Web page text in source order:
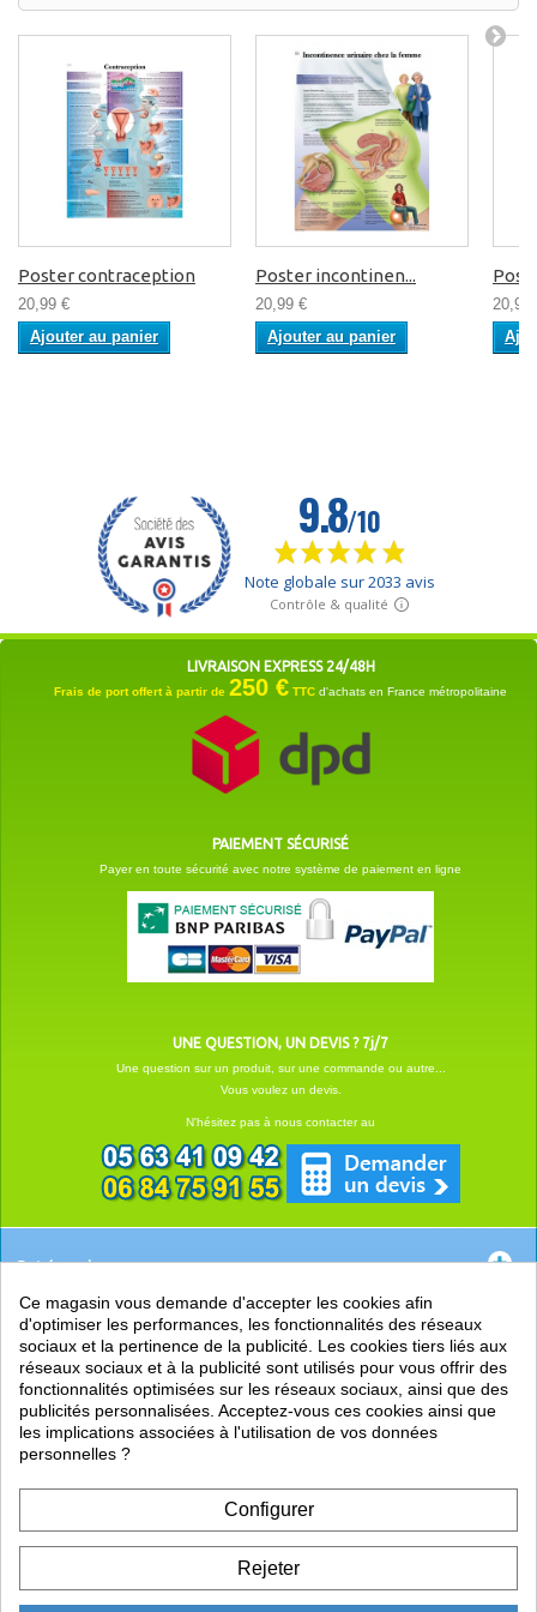
Poster contraception
20,99 €
Ajouter au panier
Poster incontinen...
20,99 €
Ajouter au panier
20,99
LIVRAISON EXPRESS 24/48H
Frais de port offert à partir de 250 € TTC d'achats en France métropolitaine
PAIEMENT SÉCURISÉ
Payer en toute sécurité avec notre système de paiement en ligne
UNE QUESTION, UN DEVIS ? 7j/7
Une question sur un produit, sur une commande ou autre...
Vous voulez un devis.
N'hésitez pas à nous contacter au
Catégories
EN SAVOIR +
PRATIQUE
LIENS
Ce magasin vous demande d'accepter les cookies afin
d'optimiser les performances, les fonctionnalités des réseaux
sociaux et la pertinence de la publicité. Les cookies tiers liés aux
réseaux sociaux et à la publicité sont utilisés pour vous offrir des
fonctionnalités optimisées sur les réseaux sociaux, ainsi que des
publicités personnalisées. Acceptez-vous ces cookies ainsi que
les implications associées à l'utilisation de vos données
personnelles ?
Configurer
Rejeter